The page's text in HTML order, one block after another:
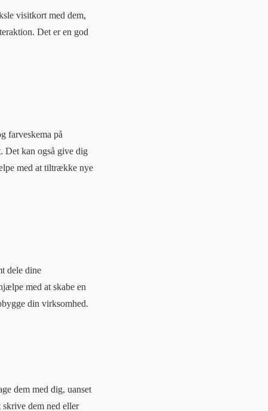
visitkort med dem,
Det er en god
farveskema på
Det kan også give dig
med at tiltrække nye
dele dine
med at skabe en
din virksomhed.
dem med dig, uanset
skrive dem ned eller